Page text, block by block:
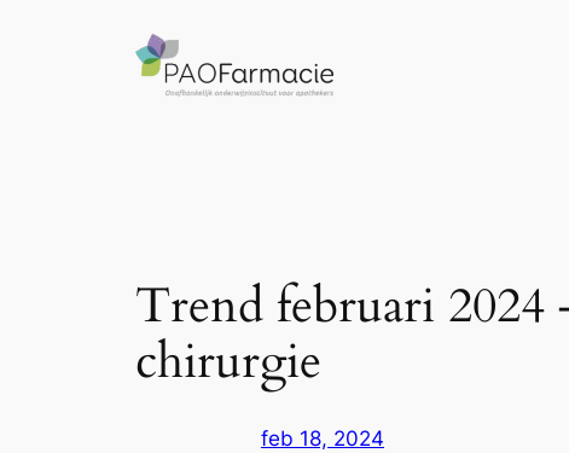
Trend februari
chirurgie
feb 18, 2024